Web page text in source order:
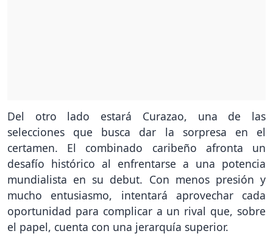
Del otro lado estará Curazao, una de las
selecciones que busca dar la sorpresa en el
certamen. El combinado caribeño afronta un
desafío histórico al enfrentarse a una potencia
mundialista en su debut. Con menos presión y
mucho entusiasmo, intentará aprovechar cada
oportunidad para complicar a un rival que, sobre
el papel, cuenta con una jerarquía superior.